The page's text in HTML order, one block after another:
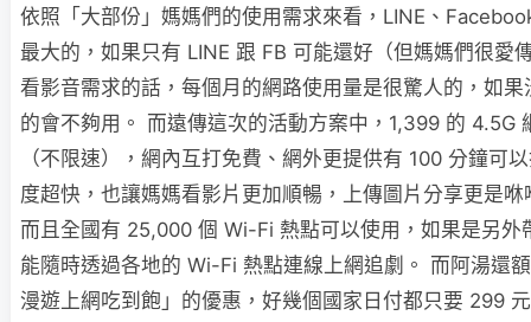
依照「大部份」媽媽們的使用需求來看，LINE、
最大的，如果只有 LINE 跟 FB 可能還好（但媽媽們很愛
看影音需求的話，每個月的網路使用量是很驚人的，如果
的會不夠用。 而遠傳這次的活動方案中，1,399 的 4.5G
（不限速），網內互打免費、網外更提供有 100 分鐘可
度超快，也讓媽媽看影片更加順暢，上傳圖片分享更是
而且全國有 25,000 個 Wi-Fi 熱點可以使用，如果是另外
能隨時透過各地的 Wi-Fi 熱點連線上網追劇。 而阿湯還
漫遊上網吃到飽」的優惠，好幾個國家日付都只要 299